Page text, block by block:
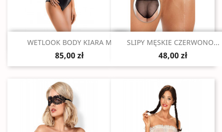
Szybki podgląd
WETLOOK BODY KIARA M
85,00 zł
Szybki podgląd
SLIPY MĘSKIE CZERWONO...
48,00 zł